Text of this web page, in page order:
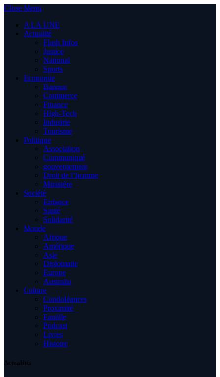
Close Menu
A LA UNE
Actualité
Flash Infos
Justice
National
Sports
Economie
Banque
Commerce
Finance
High-Tech
Industrie
Tourisme
Politique
Association
Communiqué
gouvernement
Droit de l’homme
Ministère
Société
Enfance
Santé
Solidarité
Monde
Afrique
Amérique
Asie
Diplomatie
Europe
Australia
Culture
Condoléances
Proximité
Famille
Podcast
Livres
Histoire
Actualités